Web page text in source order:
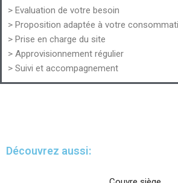
> Evaluation de votre besoin
> Proposition adaptée à votre
> Prise en charge du site
> Approvisionnement régulier
> Suivi et accompagnement
Découvrez aussi: